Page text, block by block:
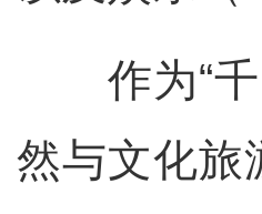
作为“千
然与文化旅